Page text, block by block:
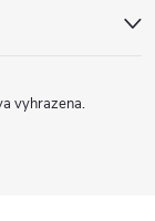
vyhrazena.